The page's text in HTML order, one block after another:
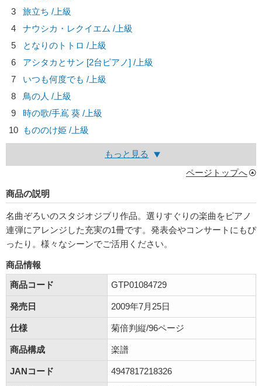
3
旅立ち /上級
4
ナウシカ・レクイエム /上級
5
となりのトトロ /上級
6
アシタカとサン [2台ピアノ] /上級
7
いつも何度でも /上級
8
鳥の人 /上級
9
時の歌/手嶌 葵 /上級
10 もののけ姫 /上級
もっと見る
ページトップへ
商品の説明
名曲ぞろいのスタジオジブリ作品。選りすぐりの楽曲をピアノ
連弾にアレンジした充実の1冊です。発表会やコンサートにもぴ
ったり。様々なシーンでご活用ください。
商品情報
商品コード
GTP01084729
発売日 2009年7月25日
仕様 菊倍判縦/96ページ
商品構成 楽譜
JANコード 4947817218326